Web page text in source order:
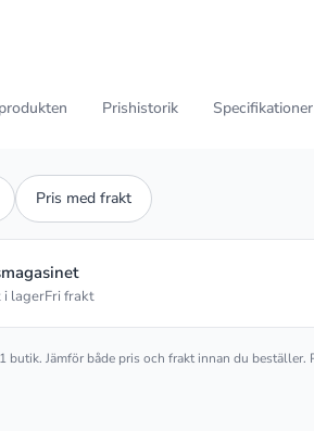
Prishistorik Specifikationer
Pris med frakt
i lagerFri frakt
butik. Jämför både pris och frakt innan du